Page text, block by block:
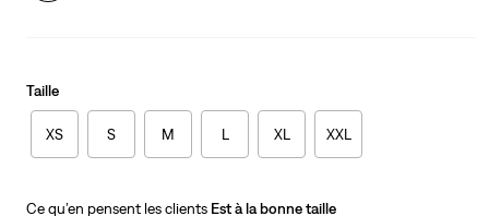
Taille
XS S M L XL XXL
Ce qu’en pensent les clients Est à la bonne taille